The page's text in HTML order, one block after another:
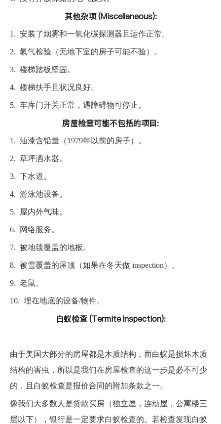
其他杂项 (Miscellaneous):
1. 安装了烟雾和一氧化碳探测器且运作正常。
2. 氡气检验（无地下室的房子可能不验）。
3. 楼梯踏板坚固。
4. 楼梯扶手且状况良好。
5. 车库门开关正常，遇障碍物可停止。
房屋检查可能不包括的项目:
1. 油漆含铅量（1979年以前的房子）。
2. 草坪洒水器。
3. 下水道。
4. 游泳池设备。
5. 屋内外气味。
6. 网络服务。
7. 被地毯覆盖的地板。
8. 被雪覆盖的屋顶（如果在冬天做 inspection）。
9. 老鼠。
10. 埋在地底的设备/物件。
白蚁检查 (Termite Inspection):
由于美国大部分的房屋都是木质结构，而白蚁是损坏木质
结构的害虫，所以是我们在房屋检查的这一步是必不可少
的，且白蚁检查是报价合同的附加条款之一。
像我们大多数人是贷款买房（独立屋，连动屋，公寓楼三
层以下），银行是一定要求白蚁检查的。若检查发现白蚁